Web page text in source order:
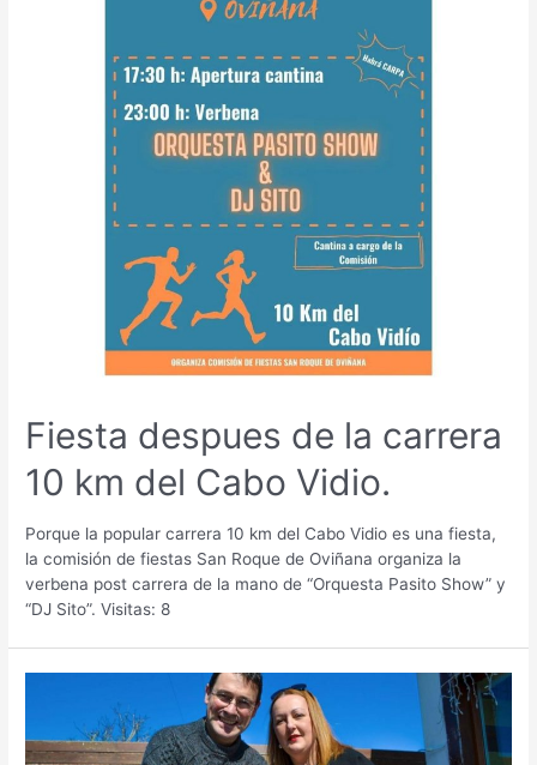
Fiesta despues de la carrera
10 km del Cabo Vidio.
Porque la popular carrera 10 km del Cabo Vidio es una fiesta,
la comisión de fiestas San Roque de Oviñana organiza la
verbena post carrera de la mano de “Orquesta Pasito Show” y
“DJ Sito”. Visitas: 8